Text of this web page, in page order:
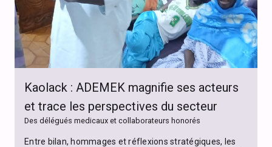
Kaolack : ADEMEK magnifie ses acteurs
et trace les perspectives du secteur
Des délégués medicaux et collaborateurs honorés
Entre bilan, hommages et réflexions stratégiques, les